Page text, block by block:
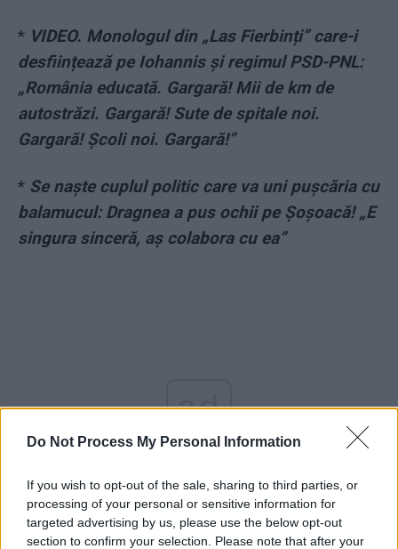
Do Not Process My Personal Information
If you wish to opt-out of the sale, sharing to third parties, or
processing of your personal or sensitive information for
targeted advertising by us, please use the below opt-out
section to confirm your selection. Please note that after your
* VIDEO. Monologul din „Las Fierbinți” care-i
desființează pe Iohannis și regimul PSD-PNL:
„România educată. Gargară! Mii de km de
autostrăzi. Gargară! Sute de spitale noi.
Gargară! Şcoli noi. Gargară!”
* Se naște cuplul politic care va uni pușcăria cu
balamucul: Dragnea a pus ochii pe Șoșoacă! „E
singura sinceră, aș colabora cu ea”
ad